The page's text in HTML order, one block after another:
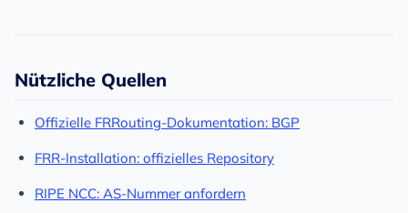
Nützliche Quellen
Offizielle FRRouting-Dokumentation: BGP
FRR-Installation: offizielles Repository
RIPE NCC: AS-Nummer anfordern